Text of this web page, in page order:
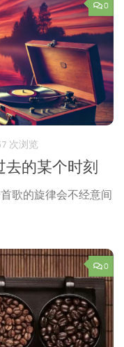
0
次浏览
的某个时刻
歌的旋律会不经意间
0